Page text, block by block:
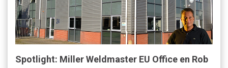
Spotlight: Miller Weldmaster EU Office en Rob